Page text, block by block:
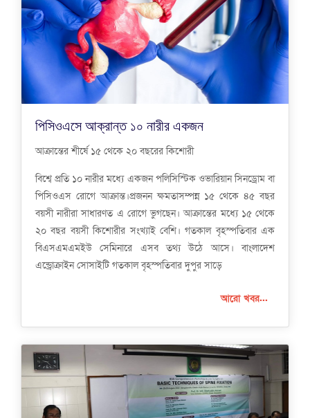
পিসিওএসে আক্রান্ত ১০ নারীর একজন
আক্রান্তের শীর্ষে ১৫ থেকে ২০ বছরের কিশোরী
বিশ্বে প্রতি ১০ নারীর মধ্যে একজন পলিসিস্টিক ওভারিয়ান সিনড্রোম বা
পিসিওএস রোগে আক্রান্ত।প্রজনন ক্ষমতাসম্পন্ন ১৫ থেকে ৪৫ বছর
বয়সী নারীরা সাধারণত এ রোগে ভুগছেন। আক্রান্তের মধ্যে ১৫ থেকে
২০ বছর বয়সী কিশোরীর সংখ্যাই বেশি। গতকাল বৃহস্পতিবার এক
বিএসএমএমইউ সেমিনারে এসব তথ্য উঠে আসে। বাংলাদেশ
এন্ড্রোক্রাইন সোসাইটি গতকাল বৃহস্পতিবার দুপুর সাড়ে
আরো খবর...